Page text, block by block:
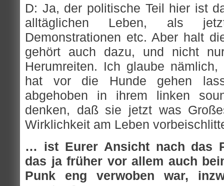
D: Ja, der politische Teil hier ist
alltäglichen Leben, als
Demonstrationen etc. Aber halt
gehört auch dazu, und nicht
Herumreiten. Ich glaube
hat vor die Hunde gehen
abgehoben in ihrem linken
denken, daß sie jetzt was
Wirklichkeit am Leben
… ist Eurer Ansicht nach das
das ja früher vor allem auch
Punk eng verwoben war,